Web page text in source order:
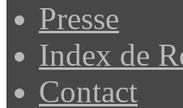
Presse
Index de
Contact